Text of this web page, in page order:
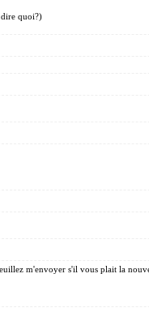
dire quoi?)
m'envoyer s'il vous plait la